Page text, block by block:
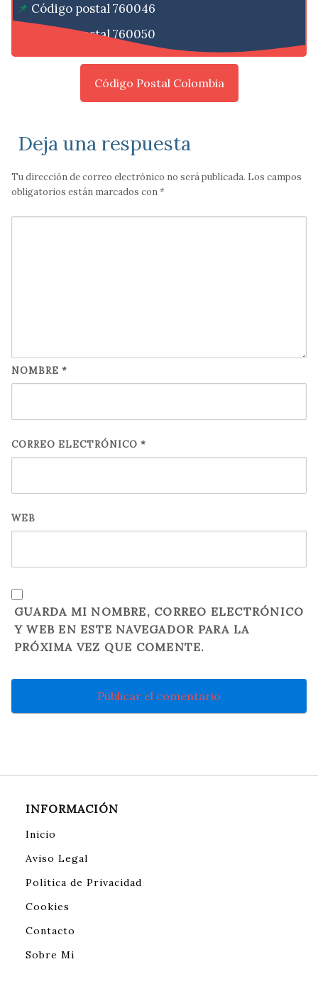
Código postal 760046
Código postal 760050
Código Postal Colombia
Deja una respuesta
Tu dirección de correo electrónico no será publicada. Los campos
obligatorios están marcados con*
NOMBRE *
CORREO ELECTRÓNICO *
WEB
GUARDA MI NOMBRE, CORREO ELECTRÓNICO
Y WEB EN ESTE NAVEGADOR PARA LA
PRÓXIMA VEZ QUE COMENTE.
INFORMACIÓN
Inicio
Aviso Legal
Política de Privacidad
Cookies
Contacto
Sobre Mi